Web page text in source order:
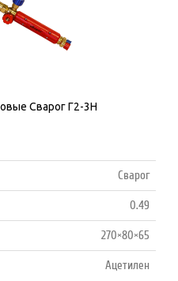
Сварог Г2-3Н
Сварог
0.49
270×80×65
Ацетилен